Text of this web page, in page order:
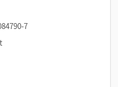
lernen: Anregungen für
und Besprechen
individuelles Fördern und
7